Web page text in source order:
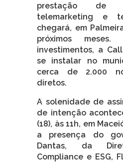
prestação de
telemarketing e
chegará, em
próximos meses.
investimentos, a
se instalar no
cerca de 2.000
diretos.
A solenidade de
de intenção
(18), às 11h, em
a presença do
Dantas, da
Compliance e ESG,